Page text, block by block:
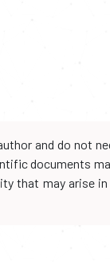
and do not
documents
that may arise